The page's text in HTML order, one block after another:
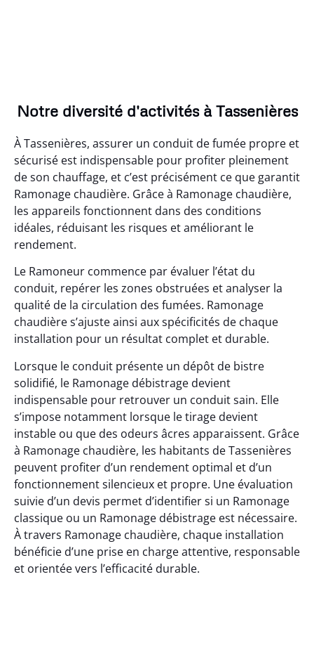
Notre diversité d'activités à Tassenières
À Tassenières, assurer un conduit de fumée propre et
sécurisé est indispensable pour profiter pleinement
de son chauffage, et c’est précisément ce que garantit
Ramonage chaudière. Grâce à Ramonage chaudière,
les appareils fonctionnent dans des conditions
idéales, réduisant les risques et améliorant le
rendement.
Le Ramoneur commence par évaluer l’état du
conduit, repérer les zones obstruées et analyser la
qualité de la circulation des fumées. Ramonage
chaudière s’ajuste ainsi aux spécificités de chaque
installation pour un résultat complet et durable.
Lorsque le conduit présente un dépôt de bistre
solidifié, le Ramonage débistrage devient
indispensable pour retrouver un conduit sain. Elle
s’impose notamment lorsque le tirage devient
instable ou que des odeurs âcres apparaissent. Grâce
à Ramonage chaudière, les habitants de Tassenières
peuvent profiter d’un rendement optimal et d’un
fonctionnement silencieux et propre. Une évaluation
suivie d’un devis permet d’identifier si un Ramonage
classique ou un Ramonage débistrage est nécessaire.
À travers Ramonage chaudière, chaque installation
bénéficie d’une prise en charge attentive, responsable
et orientée vers l’efficacité durable.